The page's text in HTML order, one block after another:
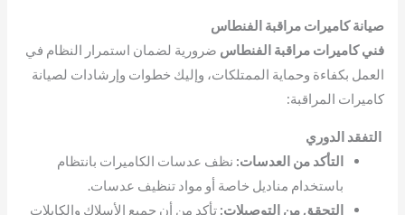
صيانة كاميرات مراقبة الفنطاس
فني كاميرات مراقبة الفنطاس ضرورية لضمان استمرار النظام في
العمل بكفاءة وحماية الممتلكات، وإليك خطوات وإرشادات لصيانة
كاميرات المراقبة:
التفقد الدوري
التأكد من العدسات: نظف عدسات الكاميرات بانتظام
باستخدام مناديل خاصة أو مواد تنظيف عدسات.
التحقق من التوصيلات: تأكد من أن جميع الأسلاك والكابلات